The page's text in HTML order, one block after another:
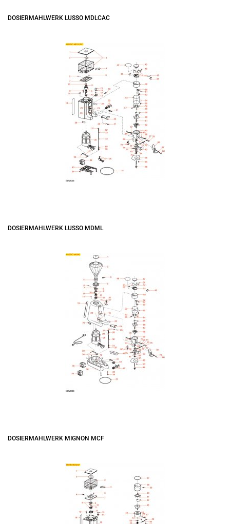
DOSIERMAHLWERK LUSSO MDLCAC
DOSIERMAHLWERK LUSSO MDML
DOSIERMAHLWERK MIGNON MCF